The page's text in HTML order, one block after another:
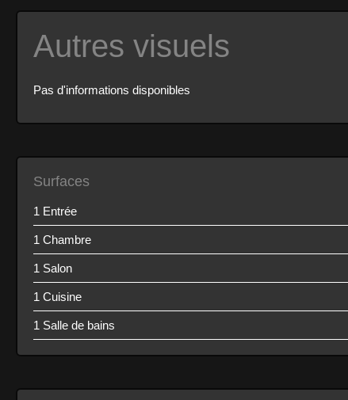
Autres visuels
Pas d'informations disponibles
Surfaces
1 Entrée
1 Chambre
1 Salon
1 Cuisine
1 Salle de bains